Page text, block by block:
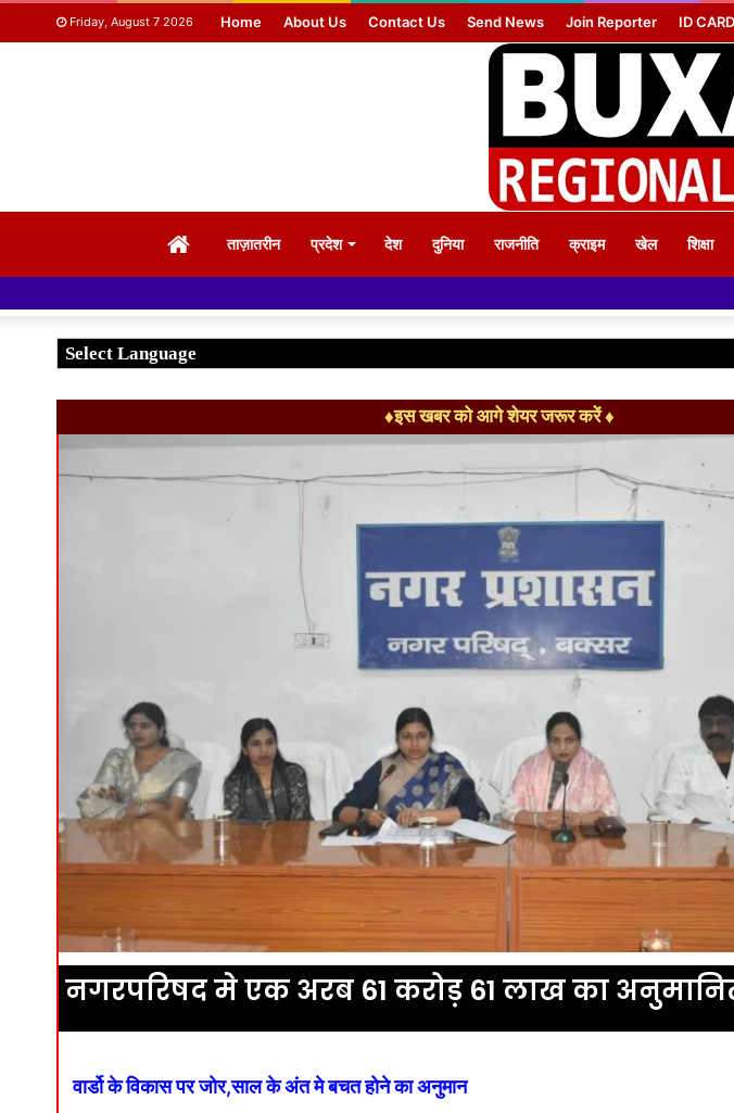
Friday, August 7 2026 Home About Us Contact Us Send News Join Reporter ID
HOMEताज़ातरीन प्रदेश देश दुनिया राजनीति क्राइम खेल शिक्षा
♦इस खबर को आगे शेयर जरूर करें ♦
नगरपरिषद मे एक अरब 61 करोड़ 61 लाख का
वार्डो के विकास पर जोर,साल के अंत मे बचत होने का अनुमान